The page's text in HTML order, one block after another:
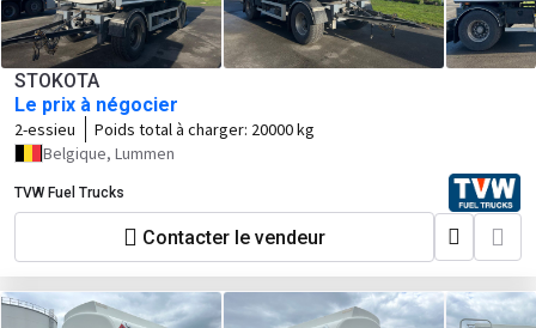
STOKOTA
Le prix à négocier
2-essieu Poids total à charger: 20000 kg
Belgique, Lummen
TVW Fuel Trucks
Contacter le vendeur